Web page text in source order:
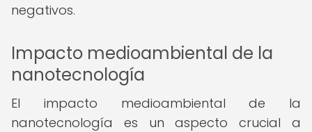
negativos.
Impacto medioambiental de la
nanotecnología
El impacto medioambiental de la
nanotecnología es un aspecto crucial a